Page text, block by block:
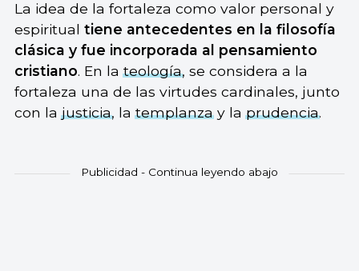
La idea de la fortaleza como valor personal y
espiritual tiene antecedentes en la filosofía
clásica y fue incorporada al pensamiento
cristiano. En lateología, se considera a la
fortaleza una de las virtudes cardinales, junto
con lajusticia, latemplanzay laprudencia.